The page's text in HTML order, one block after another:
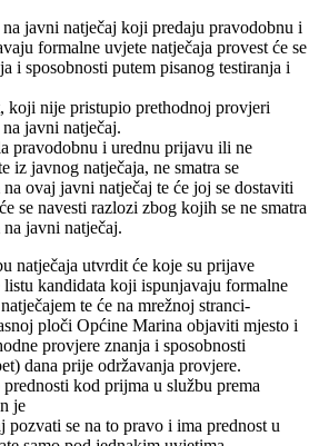
javni natječaj koji predaju pravodobnu i
formalne uvjete natječaja provest će se
i sposobnosti putem pisanog testiranja i
koji nije pristupio prethodnoj provjeri
javni natječaj.
pravodobnu i urednu prijavu ili ne
iz javnog natječaja, ne smatra se
ovaj javni natječaj te će joj se dostaviti
se navesti razlozi zbog kojih se ne smatra
javni natječaj.
natječaja utvrdit će koje su prijave
kandidata koji ispunjavaju formalne
te će na mrežnoj stranci-
ploči Općine Marina objaviti mjesto i
provjere znanja i sposobnosti
dana prije održavanja provjere.
kod prijma u službu prema
je
se na to pravo i ima prednost u